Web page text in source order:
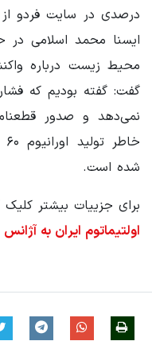
درصدی در سایت فردو از
ایسنا محمد اسلامی در
محیط زیست درباره
گفت: گفته بودیم که
نمی‌دهد و صدور
شده است.
برای جزییات بیشتر کلیک
اولتیماتوم ایران به